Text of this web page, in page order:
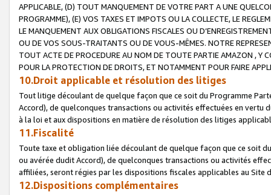
APPLICABLE, (D) TOUT MANQUEMENT DE VOTRE PART A UNE
PROGRAMME), (E) VOS TAXES ET IMPOTS OU LA COLLECTE, LE
LE MANQUEMENT AUX OBLIGATIONS FISCALES OU
OU DE VOS SOUS-TRAITANTS OU DE VOUS-MÊMES. NOTRE
TOUT ACTE DE PROCEDURE AU NOM DE TOUTE PARTIE AMAZON , Y
POUR LA PROTECTION DE DROITS, ET NOTAMMENT POUR FAIRE
10.Droit applicable et résolution des litiges
Tout litige découlant de quelque façon que ce soit du Programme
Accord), de quelconques transactions ou activités effectuées en vertu
à la loi et aux dispositions en matière de résolution des litiges
11.Fiscalité
Toute taxe et obligation liée découlant de quelque façon que ce soit
ou avérée dudit Accord), de quelconques transactions ou activités
affiliées, seront régies par les dispositions fiscales applicables au Site
12.Dispositions complémentaires